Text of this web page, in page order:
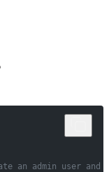
an admin user and